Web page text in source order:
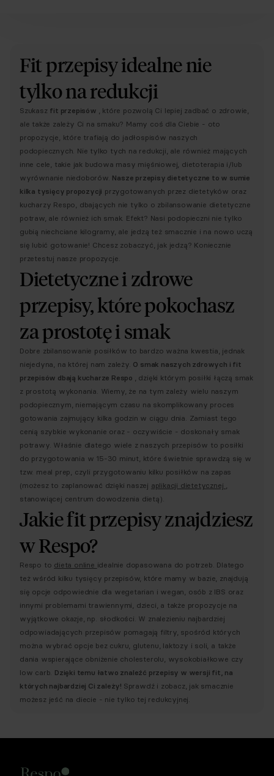
Fit przepisy idealne nie
tylko na redukcji
Szukasz fit przepisów , które pozwolą Ci lepiej zadbać o zdrowie,
ale także zależy Ci na smaku? Mamy coś dla Ciebie - oto
propozycje, które trafiają do jadłospisów naszych
podopiecznych. Nie tylko tych na redukcji, ale również mających
inne cele, takie jak budowa masy mięśniowej, dietoterapia i/lub
wyrównanie niedoborów. Nasze przepisy dietetyczne to w sumie
kilka tysięcy propozycji przygotowanych przez dietetyków oraz
kucharzy Respo, dbających nie tylko o zbilansowanie dietetyczne
potraw, ale również ich smak. Efekt? Nasi podopieczni nie tylko
gubią niechciane kilogramy, ale jedzą też smacznie i na nowo uczą
się lubić gotowanie! Chcesz zobaczyć, jak jedzą? Koniecznie
przetestuj nasze propozycje.
Dietetyczne i zdrowe
przepisy, które pokochasz
za prostotę i smak
Dobre zbilansowanie posiłków to bardzo ważna kwestia, jednak
niejedyna, na której nam zależy. O smak naszych zdrowych i fit
przepisów dbają kucharze Respo , dzięki którym posiłki łączą smak
z prostotą wykonania. Wiemy, że na tym zależy wielu naszym
podopiecznym, niemającym czasu na skomplikowany proces
gotowania zajmujący kilka godzin w ciągu dnia. Zamiast tego
cenią szybkie wykonanie oraz - oczywiście - doskonały smak
potrawy. Właśnie dlatego wiele z naszych przepisów to posiłki
do przygotowania w 15-30 minut, które świetnie sprawdzą się w
tzw. meal prep, czyli przygotowaniu kilku posiłków na zapas
(możesz to zaplanować dzięki naszej aplikacji dietetycznej ,
stanowiącej centrum dowodzenia dietą).
Jakie fit przepisy znajdziesz
w Respo?
Respo to dieta online idealnie dopasowana do potrzeb. Dlatego
też wśród kilku tysięcy przepisów, które mamy w bazie, znajdują
się opcje odpowiednie dla wegetarian i wegan, osób z IBS oraz
innymi problemami trawiennymi, dzieci, a także propozycje na
wyjątkowe okazje, np. słodkości. W znalezieniu najbardziej
odpowiadających przepisów pomagają filtry, spośród których
można wybrać opcje bez cukru, glutenu, laktozy i soli, a także
dania wspierające obniżenie cholesterolu, wysokobiałkowe czy
low carb. Dzięki temu łatwo znaleźć przepisy w wersji fit, na
których najbardziej Ci zależy! Sprawdź i zobacz, jak smacznie
możesz jeść na diecie - nie tylko tej redukcyjnej.